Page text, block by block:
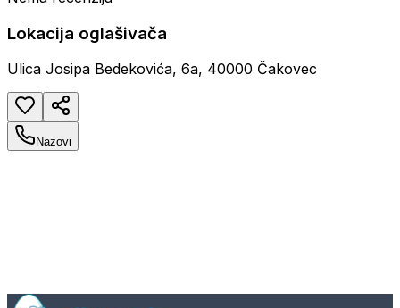
Lokacija oglašivača
Ulica Josipa Bedekovića, 6a, 40000 Čakovec
Nazovi